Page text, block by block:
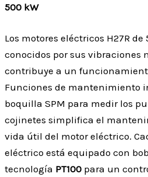
500 kW
Los motores eléctricos H27R de
conocidos por sus vibraciones
contribuye a un
Funciones de mantenimiento
boquilla SPM para medir los
cojinetes simplifica el
vida útil del motor eléctrico.
eléctrico está equipado con
tecnología PT100 para un